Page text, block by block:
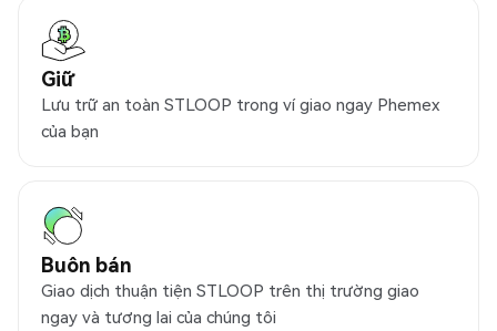
Giữ
Lưu trữ an toàn STLOOP trong ví giao ngay Phemex
của bạn
Buôn bán
Giao dịch thuận tiện STLOOP trên thị trường giao
ngay và tương lai của chúng tôi